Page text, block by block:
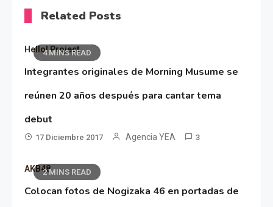
Related Posts
4 MINS READ
Hello! Project
Integrantes originales de Morning Musume se
reúnen 20 años después para cantar tema
debut
17 Diciembre 2017 Agencia YEA 3
2 MINS READ
AKB48
Colocan fotos de Nogizaka 46 en portadas de